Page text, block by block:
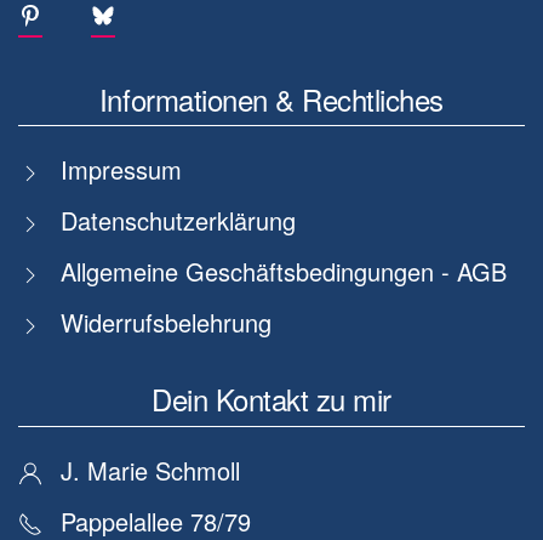
Informationen & Rechtliches
Impressum
Datenschutzerklärung
Allgemeine Geschäftsbedingungen - AGB
Widerrufsbelehrung
Dein Kontakt zu mir
J. Marie Schmoll
Pappelallee 78/79